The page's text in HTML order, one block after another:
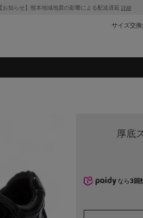
【お知らせ】熊本地域地震の影響による配送遅延 詳細
サイズ交
厚底
なら 3回